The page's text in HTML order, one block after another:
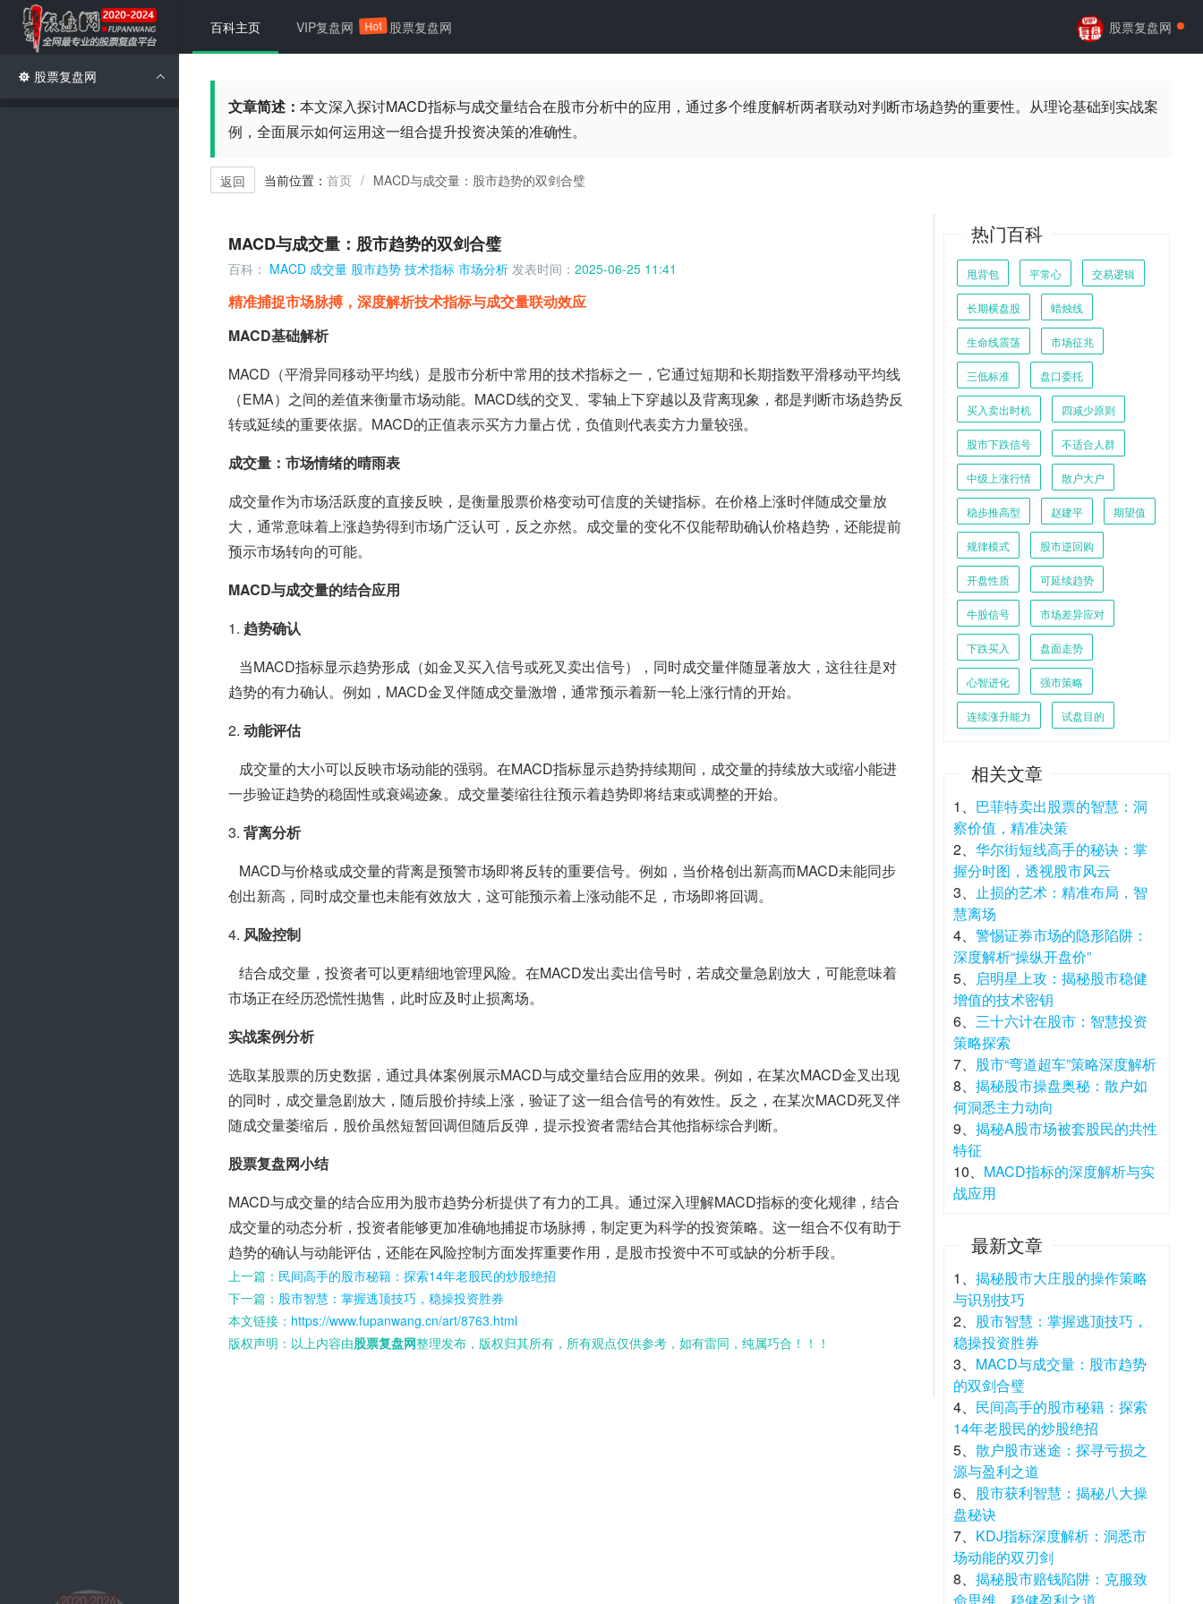
文章简述： 本文深入探讨MACD指标与成交量结合在股市分析中的应用，通过多个维度解析两者联动对判断市场趋势的重要性。从理论基础到实战案
例，全面展示如何运用这一组合提升投资决策的准确性。
返回 当前位置： 首页 / MACD与成交量：股市趋势的双剑合璧
MACD与成交量：股市趋势的双剑合璧
百科： MACD 成交量 股市趋势 技术指标 市场分析 发表时间： 2025-06-25 11:41
精准捕捉市场脉搏，深度解析技术指标与成交量联动效应
MACD基础解析
MACD（平滑异同移动平均线）是股市分析中常用的技术指标之一，它通过短期和长期指数平滑移动平均线
（EMA）之间的差值来衡量市场动能。MACD线的交叉、零轴上下穿越以及背离现象，都是判断市场趋势反
转或延续的重要依据。MACD的正值表示买方力量占优，负值则代表卖方力量较强。
成交量：市场情绪的晴雨表
成交量作为市场活跃度的直接反映，是衡量股票价格变动可信度的关键指标。在价格上涨时伴随成交量放
大，通常意味着上涨趋势得到市场广泛认可，反之亦然。成交量的变化不仅能帮助确认价格趋势，还能提前
预示市场转向的可能。
MACD与成交量的结合应用
1. 趋势确认
趋势的有力确认。例如，MACD金叉伴随成交量激增，通常预示着新一轮上涨行情的开始。
2. 动能评估
一步验证趋势的稳固性或衰竭迹象。成交量萎缩往往预示着趋势即将结束或调整的开始。
3. 背离分析
创出新高，同时成交量也未能有效放大，这可能预示着上涨动能不足，市场即将回调。
4. 风险控制
市场正在经历恐慌性抛售，此时应及时止损离场。
实战案例分析
选取某股票的历史数据，通过具体案例展示MACD与成交量结合应用的效果。例如，在某次MACD金叉出现
的同时，成交量急剧放大，随后股价持续上涨，验证了这一组合信号的有效性。反之，在某次MACD死叉伴
随成交量萎缩后，股价虽然短暂回调但随后反弹，提示投资者需结合其他指标综合判断。
股票复盘网小结
MACD与成交量的结合应用为股市趋势分析提供了有力的工具。通过深入理解MACD指标的变化规律，结合
成交量的动态分析，投资者能够更加准确地捕捉市场脉搏，制定更为科学的投资策略。这一组合不仅有助于
趋势的确认与动能评估，还能在风险控制方面发挥重要作用，是股市投资中不可或缺的分析手段。
上一篇： 民间高手的股市秘籍：探索14年老股民的炒股绝招
下一篇： 股市智慧：掌握逃顶技巧，稳操投资胜券
本文链接： https://www.fupanwang.cn/art/8763.html
版权声明：以上内容由股票复盘网整理发布，版权归其所有，所有观点仅供参考，如有雷同，纯属巧合！！！
热门百科
甩背包 平常心 交易逻辑
长期横盘股 蜡烛线
生命线震荡 市场征兆
三低标准 盘口委托
买入卖出时机 四减少原则
股市下跌信号 不适合人群
中级上涨行情 散户大户
稳步推高型 赵建平 期望值
规律模式 股市逆回购
开盘性质 可延续趋势
牛股信号 市场差异应对
下跌买入 盘面走势
心智进化 强市策略
连续涨升能力 试盘目的
相关文章
1、 巴菲特卖出股票的智慧：洞
察价值，精准决策
2、 华尔街短线高手的秘诀：掌
握分时图，透视股市风云
3、 止损的艺术：精准布局，智
慧离场
4、 警惕证券市场的隐形陷阱：
深度解析“操纵开盘价”
5、 启明星上攻：揭秘股市稳健
增值的技术密钥
6、 三十六计在股市：智慧投资
策略探索
7、 股市“弯道超车”策略深度解析
8、 揭秘股市操盘奥秘：散户如
何洞悉主力动向
9、 揭秘A股市场被套股民的共性
特征
10、 MACD指标的深度解析与实
战应用
最新文章
1、 揭秘股市大庄股的操作策略
与识别技巧
2、 股市智慧：掌握逃顶技巧，
稳操投资胜券
3、 MACD与成交量：股市趋势
的双剑合璧
4、 民间高手的股市秘籍：探索
14年老股民的炒股绝招
5、 散户股市迷途：探寻亏损之
源与盈利之道
6、 股市获利智慧：揭秘八大操
盘秘诀
7、 KDJ指标深度解析：洞悉市
场动能的双刃剑
8、 揭秘股市赔钱陷阱：克服致
百科主页 VIP复盘网 Hot 股票复盘网 股票复盘网
股票复盘网